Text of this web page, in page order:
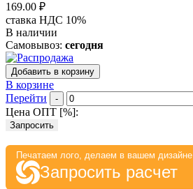
169.00 ₽
ставка НДС 10%
В наличии
Самовывоз: сегодня
Добавить в корзину
В корзине
Перейти
-
Цена ОПТ [%]:
Запросить
Печатаем лого, делаем в вашем дизайне
Запросить расчет